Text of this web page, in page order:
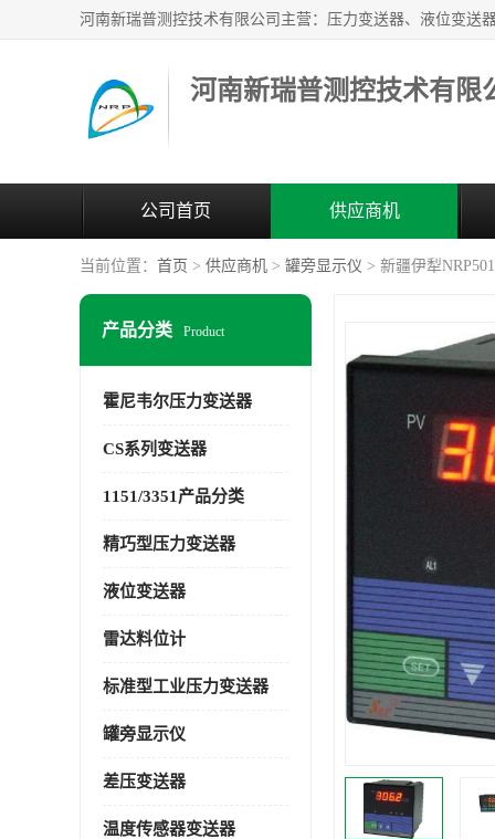
河南新瑞普测控技术有限
公司首页 供应商机
当前位置： 首页 > 供应商机 > 罐旁显示仪 > 新疆伊犁
产品分类 Product
霍尼韦尔压力变送器
CS系列变送器
1151/3351产品分类
精巧型压力变送器
液位变送器
雷达料位计
标准型工业压力变送器
罐旁显示仪
差压变送器
温度传感器变送器